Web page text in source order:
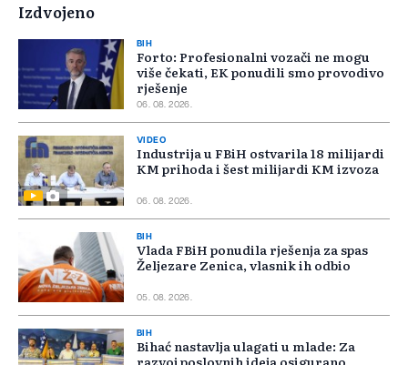
Izdvojeno
BIH
Forto: Profesionalni vozači ne mogu
više čekati, EK ponudili smo provodivo
rješenje
06. 08. 2026.
VIDEO
Industrija u FBiH ostvarila 18 milijardi
KM prihoda i šest milijardi KM izvoza
06. 08. 2026.
BIH
Vlada FBiH ponudila rješenja za spas
Željezare Zenica, vlasnik ih odbio
05. 08. 2026.
BIH
Bihać nastavlja ulagati u mlade: Za